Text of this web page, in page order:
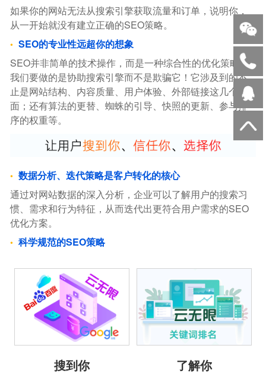
如果你的网站无法从搜索引擎获取流量和订单，说明你，
从一开始就没有建立正确的SEO策略。
SEO的专业性远超你的想象
SEO并非简单的技术操作，而是一种综合性的优化策略。
我们要做的是协助搜索引擎而不是欺骗它！它涉及到的不
止是网站结构、内容质量、用户体验、外部链接这几个方
面；还有算法的更替、蜘蛛的引导、快照的更新、参与排
序的权重等。
数据分析、迭代策略是客户转化的核心
通过对网站数据的深入分析，企业可以了解用户的搜索习
惯、需求和行为特征，从而迭代出更符合用户需求的SEO
优化方案。
科学规范的SEO策略
搜到你 了解你